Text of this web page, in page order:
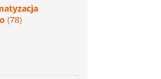
(78)